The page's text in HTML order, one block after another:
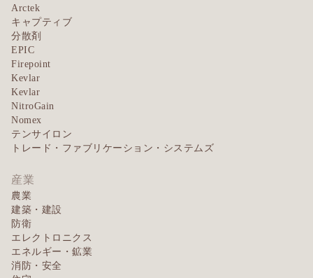
Arctek
キャプティブ
分散剤
EPIC
Firepoint
Kevlar
Kevlar
NitroGain
Nomex
テンサイロン
トレード・ファブリケーション・システムズ
産業
農業
建築・建設
防衛
エレクトロニクス
エネルギー・鉱業
消防・安全